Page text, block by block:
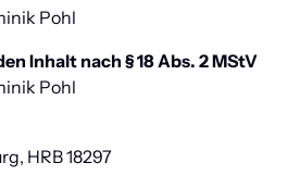
Pohl
Inhalt nach
Pohl
HRB 18297